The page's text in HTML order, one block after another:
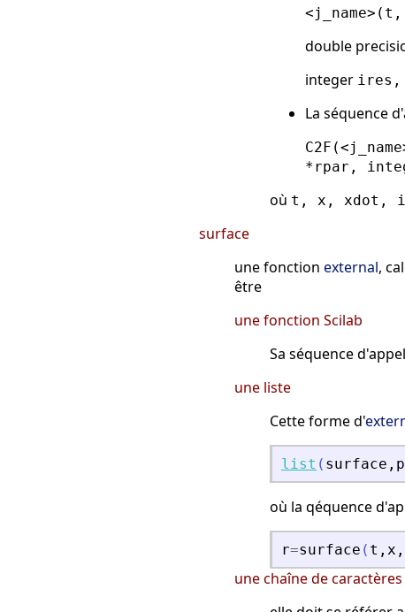
double
integer ires,
La séquence
*rpar,
où t, x, xdot,
surface
une fonction external,
être
une fonction Scilab
Sa séquence
une liste
Cette forme d'
list ( surface ,
où la qéquence
r=surface ( t , x ,
une chaîne de caractères